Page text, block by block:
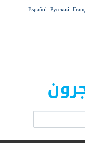
Русский
Español